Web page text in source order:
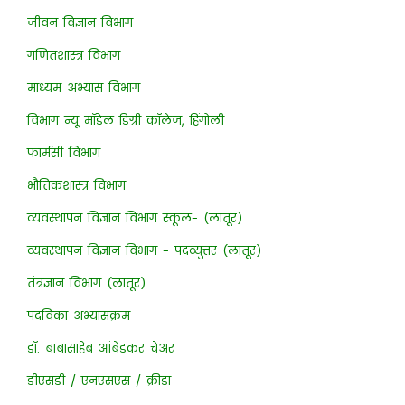
जीवन विज्ञान विभाग
गणितशास्त्र विभाग
माध्यम अभ्यास विभाग
विभाग न्यू मॉडेल डिग्री कॉलेज, हिंगोली
फार्मसी विभाग
भौतिकशास्त्र विभाग
व्यवस्थापन विज्ञान विभाग स्कूल- (लातूर)
व्यवस्थापन विज्ञान विभाग - पदव्युत्तर (लातूर)
तंत्रज्ञान विभाग (लातूर)
पदविका अभ्यासक्रम
डॉ. बाबासाहेब आंबेडकर चेअर
डीएसडी / एनएसएस / क्रीडा